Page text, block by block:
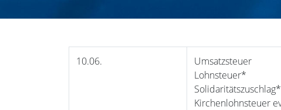
10.06.
Umsatzsteuer
Lohnsteuer*
Solidaritätszuschlag*
Kirchenlohnsteuer